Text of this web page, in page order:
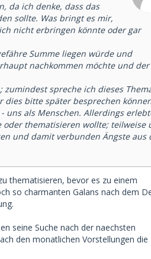
da ich denke, dass das
sollte. Was bringt es mir,
nicht erbringen könnte oder gar
Summe liegen würde und
nachkommen möchte und der
zumindest spreche ich dieses
dies bitte später besprechen
uns als Menschen. Allerdings
thematisieren wollte; teilweise
und damit verbunden Ängste aus
thematisieren, bevor es zu einem
so charmanten Galans nach dem
seine Suche nach der naechsten
den monatlichen Vorstellungen die